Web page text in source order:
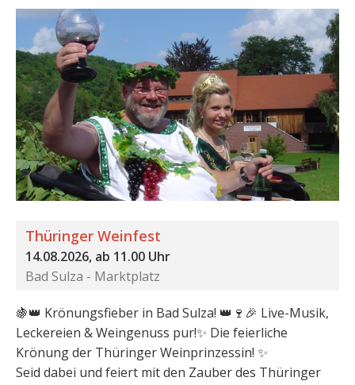
Thüringer Weinfest
14.08.2026, ab 11.00 Uhr
Bad Sulza - Marktplatz
🍇👑 Krönungsfieber in Bad Sulza! 👑🍷🎉 Live-Musik,
Leckereien & Weingenuss pur!✨ Die feierliche
Krönung der Thüringer Weinprinzessin! ✨
Seid dabei und feiert mit den Zauber des Thüringer